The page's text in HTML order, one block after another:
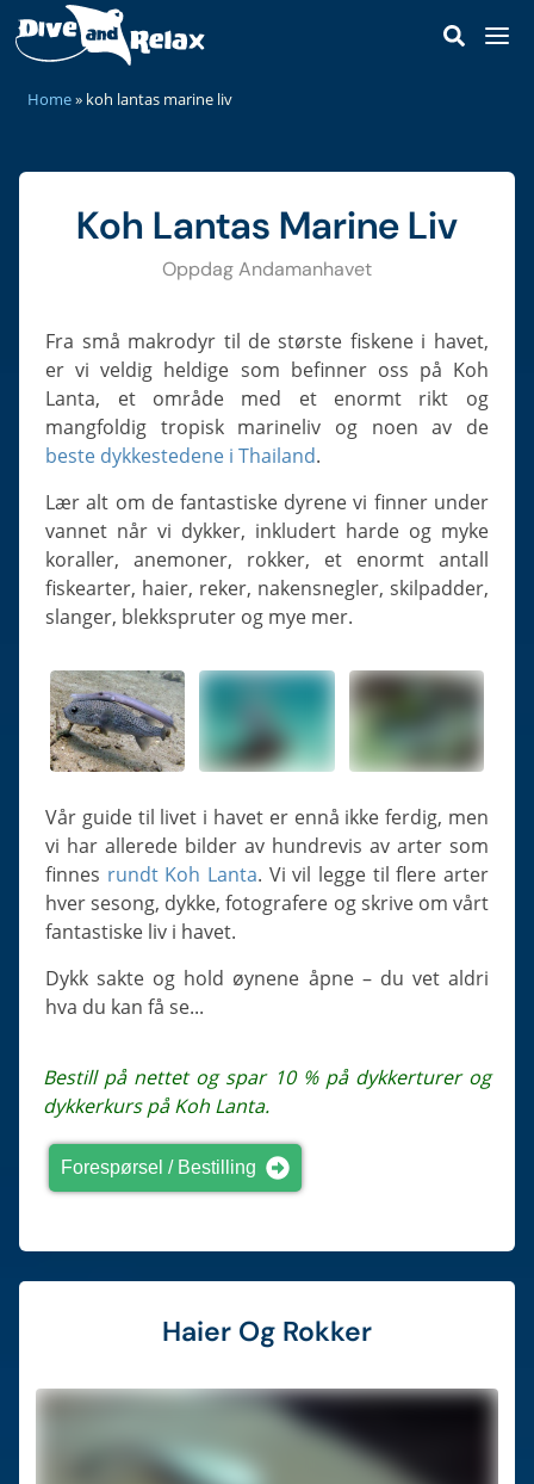
DIVE & SNORKEL TRIPS
Snorkel Trips
Private Boat Charter
Discover Scuba
Open Water Diver
Enriched Air Nitrox
Deep Diver Specialty
Perfect Buoyancy
Navigation Specialty
Diver Stress & Rescue
DIVE SITES
Koh Haa
Koh Bida
Hin Bida
Koh Phi Phi Leh
HTMS Kledkaeo Wreck
Hin Klai
Shark Point & Anemone Reef
MARINE LIFE
Turtles & Snakes
Octopus, Cuttlefish & Squid
Corals & Anemones
Fire Corals & Hydroids
Crabs, Lobster & Shrimp
Slugs & Snails
Sea Stars, Urchins & Sea Cucumbers
Clams & Oysters
Bristle Worms
Jellyfish
How To Get To Koh Lanta
Best Time To Visit
Castaway Beach Resort
PRICES
CONTACT
MAP
home» koh lantas marine liv
Koh Lantas Marine Liv
Oppdag Andamanhavet
Fra små makrodyr til de største fiskene i havet,
er vi veldig heldige som befinner oss på Koh
Lanta, et område med et enormt rikt og
mangfoldig tropisk marineliv og noen av de
beste dykkestedene i Thailand.
Lær alt om de fantastiske dyrene vi finner under
vannet når vi dykker, inkludert harde og myke
koraller, anemoner, rokker, et enormt antall
fiskearter, haier, reker, nakensnegler, skilpadder,
slanger, blekkspruter og mye mer.
Vår guide til livet i havet er ennå ikke ferdig, men
vi har allerede bilder av hundrevis av arter som
finnes rundt Koh Lanta. Vi vil legge til flere arter
hver sesong, dykke, fotografere og skrive om vårt
fantastiske liv i havet.
Dykk sakte og hold øynene åpne – du vet aldri
hva du kan få se...
Bestill på nettet og spar 10 % på dykkerturer og
dykkerkurs på Koh Lanta.
Forespørsel / Bestilling
Haier Og Rokker